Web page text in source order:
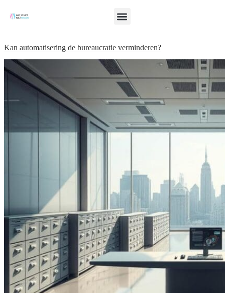
Kan automatisering de bureaucratie verminderen?